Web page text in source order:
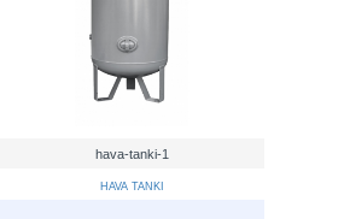
hava-tanki-1
HAVA TANKI